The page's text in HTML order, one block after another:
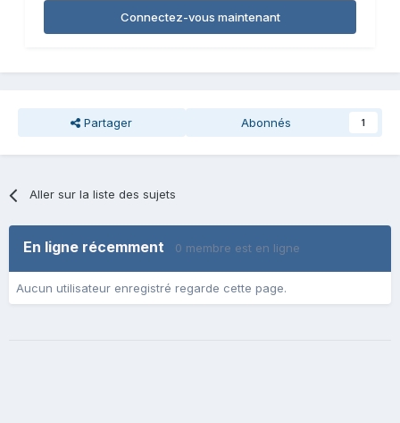
Connectez-vous maintenant
Partager Abonnés 1
Aller sur la liste des sujets
En ligne récemment 0 membre est en ligne
Aucun utilisateur enregistré regarde cette page.